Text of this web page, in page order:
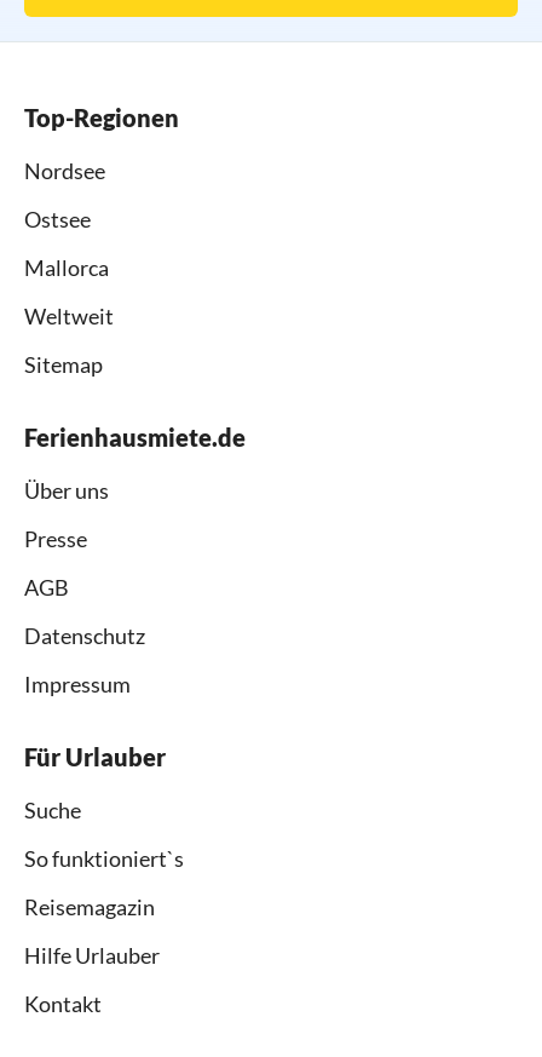
Top-Regionen
Nordsee
Ostsee
Mallorca
Weltweit
Sitemap
Ferienhausmiete.de
Über uns
Presse
AGB
Datenschutz
Impressum
Für Urlauber
Suche
So funktioniert`s
Reisemagazin
Hilfe Urlauber
Kontakt